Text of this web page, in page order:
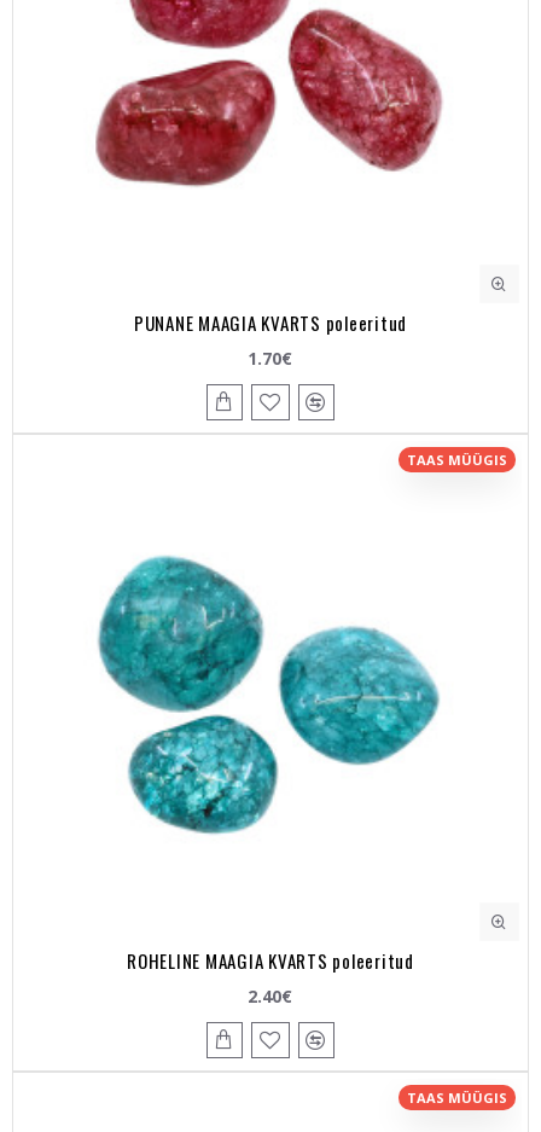
PUNANE MAAGIA KVARTS poleeritud
1.70€
TAAS MÜÜGIS
ROHELINE MAAGIA KVARTS poleeritud
2.40€
TAAS MÜÜGIS